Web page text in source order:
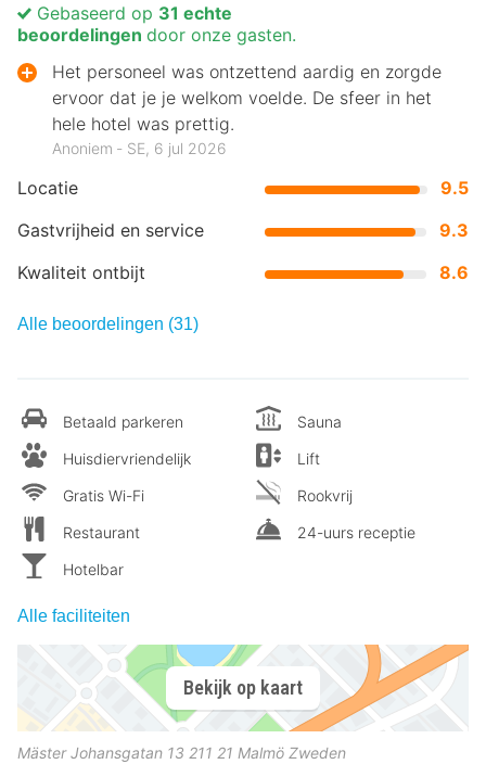
Locatie
9.5
Gastvrijheid en service
9.3
Kwaliteit ontbijt
8.6
Gebaseerd op 31 echte
beoordelingen door onze gasten.
Het personeel was ontzettend aardig en zorgde
ervoor dat je je welkom voelde. De sfeer in het
hele hotel was prettig.
Anoniem ‐ SE, 6 jul 2026
Alle beoordelingen (31)
Betaald parkeren
Huisdiervriendelijk
Gratis Wi-Fi
Restaurant
Hotelbar
Sauna
Lift
Rookvrij
24-uurs receptie
Alle faciliteiten
Bekijk op kaart
Mäster Johansgatan 13 211 21 Malmö Zweden